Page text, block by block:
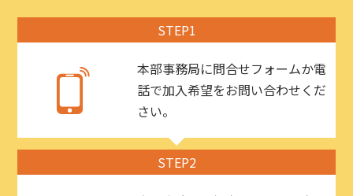
STEP1
本部事務局に問合せフォームか電
話で加入希望をお問い合わせくだ
さい。
STEP2